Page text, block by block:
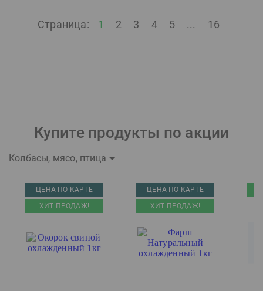
Страница: 1 2 3 4 5 ... 16
Купите продукты по акции
Колбасы, мясо, птица
ЦЕНА ПО КАРТЕ
ХИТ ПРОДАЖ!
ЦЕНА ПО КАРТЕ
ХИТ ПРОДАЖ!